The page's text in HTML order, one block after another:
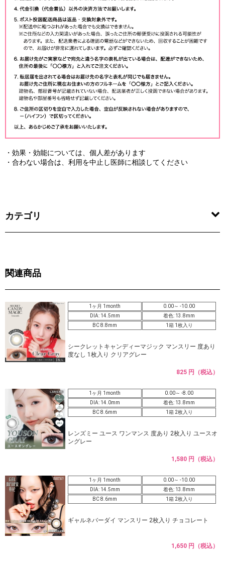
・効果・効能については、個人差があります
・合わない場合は、利用を中止し医師に相談してください
カテゴリ
関連商品
1ヶ月 1month
0.00～ -10.00
DIA: 14.5mm
着色: 13.8mm
BC 8.8mm
1箱 1枚入り
シークレットキャンディーマジック マンスリー 度あり
度なし 1枚入り クリアグレー
825 円（税込）
1ヶ月 1month
0.00～ -8.00
DIA: 14.0mm
着色: 13.8mm
BC 8.6mm
1箱 2枚入り
レンズミー ユース ワンマンス 度あり 2枚入り ユースオ
ングレー
1,580 円（税込）
1ヶ月 1month
0.00～ -10.00
DIA: 14.5mm
着色: 13.8mm
BC 8.6mm
1箱 2枚入り
ギャルネバーダイ マンスリー 2枚入り チョコレート
1,650 円（税込）